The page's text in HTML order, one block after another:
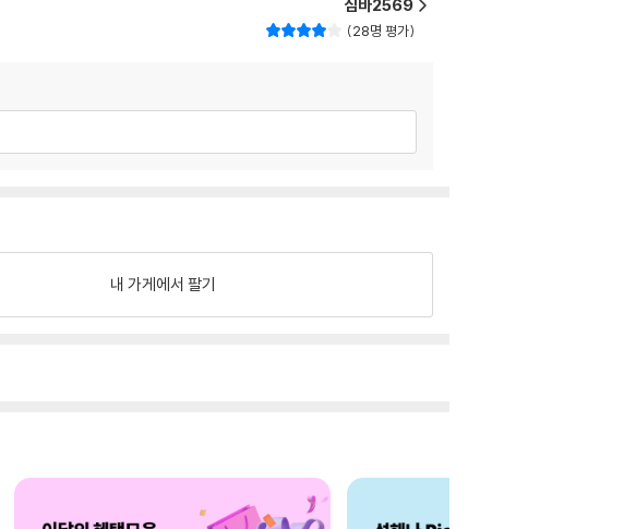
심바2569
28명 평가
내 가게에서 팔기